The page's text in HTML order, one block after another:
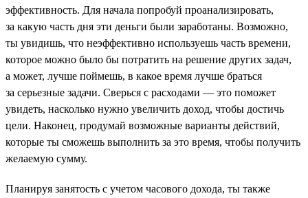
эффективность. Для начала попробуй проанализировать,
за какую часть дня эти деньги были заработаны. Возможно,
ты увидишь, что неэффективно используешь часть времени,
которое можно было бы потратить на решение других задач,
а может, лучше поймешь, в какое время лучше браться
за серьезные задачи. Сверься с расходами — это поможет
увидеть, насколько нужно увеличить доход, чтобы достичь
цели. Наконец, продумай возможные варианты действий,
которые ты сможешь выполнить за это время, чтобы получить
желаемую сумму.
Планируя занятость с учетом часового дохода, ты также